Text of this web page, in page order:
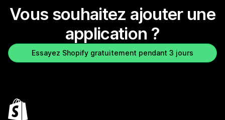
Vous souhaitez ajouter une
application ?
Essayez Shopify gratuitement pendant 3 jours